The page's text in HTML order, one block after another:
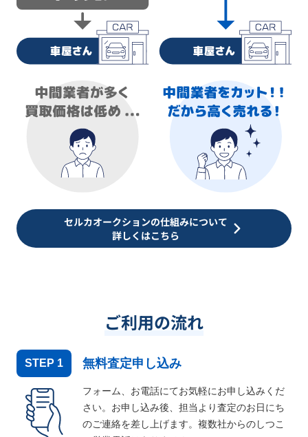
セルカオークションの仕組みについて
詳しくはこちら
ご利用の流れ
STEP 1 無料査定申し込み
フォーム、お電話にてお気軽にお申し込みくだ
さい。お申し込み後、担当より査定のお日にち
のご連絡を差し上げます。複数社からのしつこ